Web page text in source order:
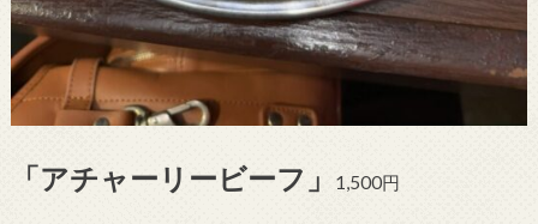
「アチャーリービーフ」 1,500円